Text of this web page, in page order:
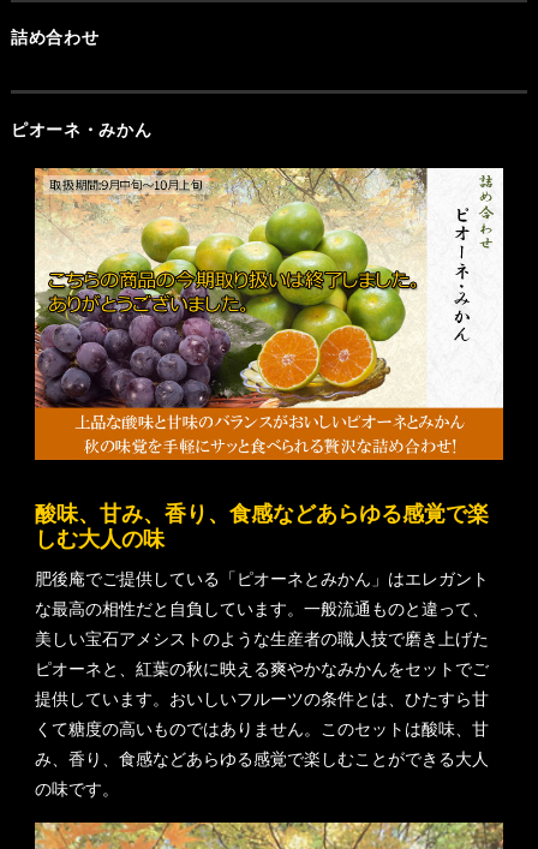
詰め合わせ
ピオーネ・みかん
酸味、甘み、香り、食感などあらゆる感覚で楽
しむ大人の味
肥後庵でご提供している「ピオーネとみかん」はエレガント
な最高の相性だと自負しています。一般流通ものと違って、
美しい宝石アメシストのような生産者の職人技で磨き上げた
ピオーネと、紅葉の秋に映える爽やかなみかんをセットでご
提供しています。おいしいフルーツの条件とは、ひたすら甘
くて糖度の高いものではありません。このセットは酸味、甘
み、香り、食感などあらゆる感覚で楽しむことができる大人
の味です。